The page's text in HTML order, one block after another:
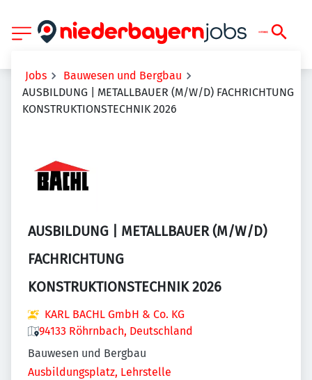
Jobs
Bauwesen und Bergbau
AUSBILDUNG | METALLBAUER (M/W/D) FACHRICHTUNG
KONSTRUKTIONSTECHNIK 2026
AUSBILDUNG | METALLBAUER (M/W/D)
FACHRICHTUNG
KONSTRUKTIONSTECHNIK 2026
KARL BACHL GmbH & Co. KG
94133 Röhrnbach, Deutschland
Bauwesen und Bergbau
Ausbildungsplatz, Lehrstelle